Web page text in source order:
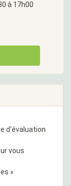
à 17h00
d'évaluation
vous
»